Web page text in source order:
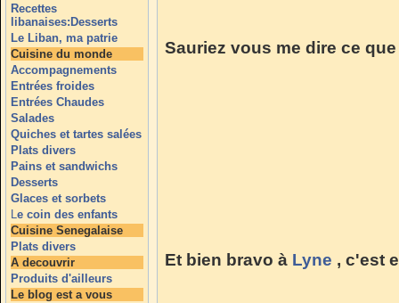
Recettes
libanaises:Desserts
Le Liban, ma patrie
Cuisine du monde
Accompagnements
Entrées froides
Entrées Chaudes
Salades
Quiches et tartes salées
Plats divers
Pains et sandwichs
Desserts
Glaces et sorbets
Le coin des enfants
Cuisine Senegalaise
Plats divers
A decouvrir
Produits d'ailleurs
Le blog est a vous
Sauriez vous me dire ce
Et bien bravo à Lyne , c'est